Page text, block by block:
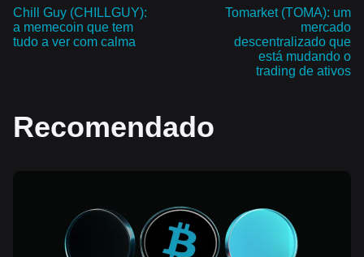
Chill Guy (CHILLGUY):
a memecoin que tem
tudo a ver com calma
Tomarket (TOMA): um
mercado
descentralizado que
está mudando o
trading de ativos
Recomendado